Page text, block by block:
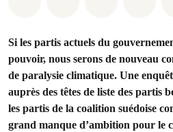
Si les partis actuels du
pouvoir, nous serons de nouveau
de paralysie climatique. Une
auprès des têtes de liste des partis
les partis de la coalition suédoise
grand manque d’ambition pour le